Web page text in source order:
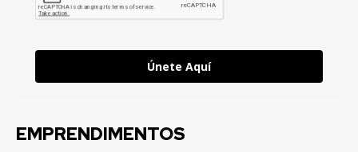
Únete Aquí
EMPRENDIMENTOS